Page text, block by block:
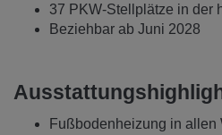
37 PKW-Stellplätze in der
Beziehbar ab Juni 2028
Fußbodenheizung in allen